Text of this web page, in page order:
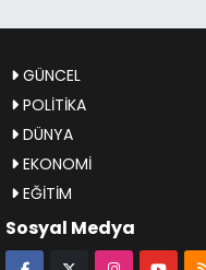
GÜNCEL
POLİTİKA
DÜNYA
EKONOMİ
EĞİTİM
Sosyal Medya